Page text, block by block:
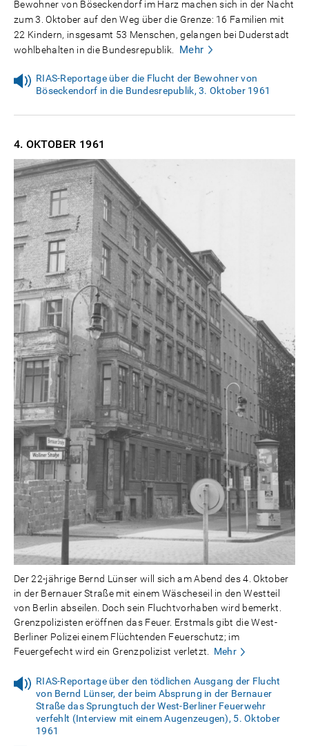
Bewohner von Böseckendorf im Harz machen sich in der Nacht
zum 3. Oktober auf den Weg über die Grenze: 16 Familien mit
22 Kindern, insgesamt 53 Menschen, gelangen bei Duderstadt
wohlbehalten in die Bundesrepublik.
Mehr
RIAS-Reportage über die Flucht der Bewohner von
Böseckendorf in die Bundesrepublik, 3. Oktober 1961
4. OKTOBER 1961
Der 22-jährige Bernd Lünser will sich am Abend des 4. Oktober
in der Bernauer Straße mit einem Wäscheseil in den Westteil
von Berlin abseilen. Doch sein Fluchtvorhaben wird bemerkt.
Grenzpolizisten eröffnen das Feuer. Erstmals gibt die West-
Berliner Polizei einem Flüchtenden Feuerschutz; im
Feuergefecht wird ein Grenzpolizist verletzt.
Mehr
RIAS-Reportage über den tödlichen Ausgang der Flucht
von Bernd Lünser, der beim Absprung in der Bernauer
Straße das Sprungtuch der West-Berliner Feuerwehr
verfehlt (Interview mit einem Augenzeugen), 5. Oktober
1961